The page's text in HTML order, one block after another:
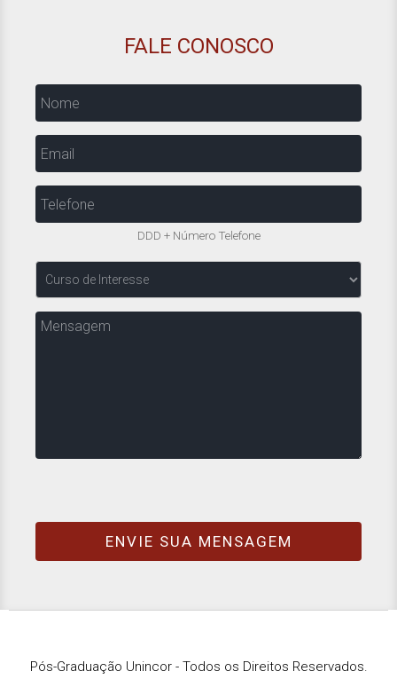
FALE CONOSCO
DDD + Número Telefone
de
Pós-Graduação Unincor - Todos os Direitos Reservados.